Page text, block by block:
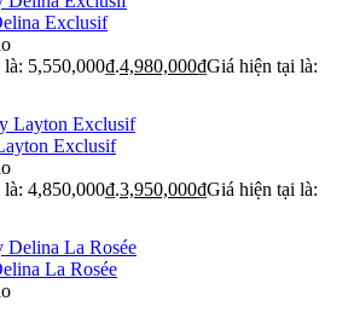
Exclusif
5,550,000₫.4,980,000₫Giá hiện tại là:
Exclusif
4,850,000₫.3,950,000₫Giá hiện tại là:
La Rosée